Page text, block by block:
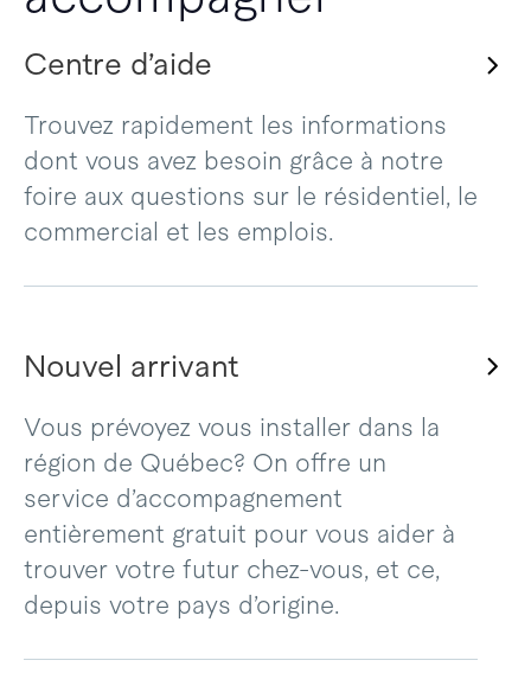
Centre d’aide
Trouvez rapidement les informations
dont vous avez besoin grâce à notre
foire aux questions sur le résidentiel, le
commercial et les emplois.
Nouvel arrivant
Vous prévoyez vous installer dans la
région de Québec? On offre un
service d’accompagnement
entièrement gratuit pour vous aider à
trouver votre futur chez-vous, et ce,
depuis votre pays d’origine.